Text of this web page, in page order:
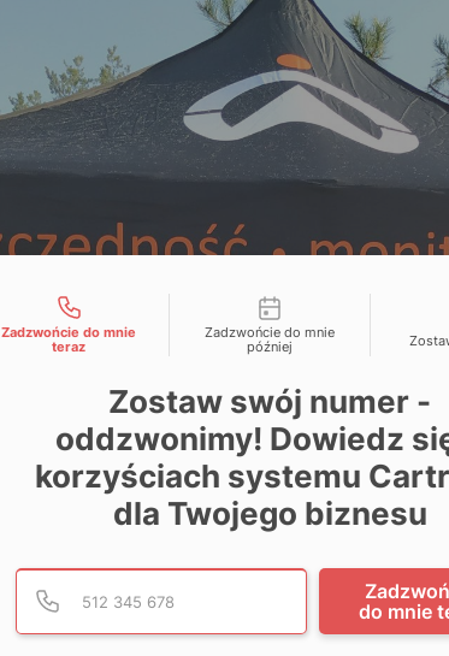
kontaktu
Zadzwońcie do mnie
teraz
Zadzwońcie do mnie
później
Zostaw swój numer -
oddzwonimy! Dowiedz
korzyściach systemu
dla Twojego biznesu
Numer telefonu
Podaj
do mnie